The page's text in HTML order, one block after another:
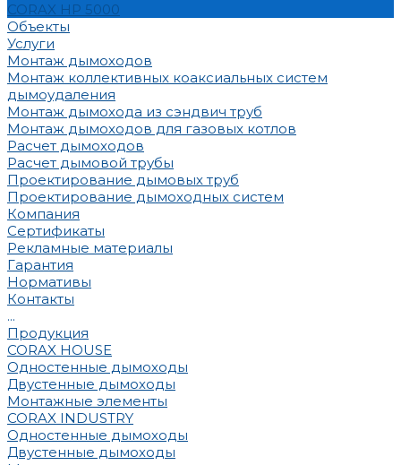
CORAX HP 5000
Объекты
Услуги
Монтаж дымоходов
Монтаж коллективных коаксиальных систем
дымоудаления
Монтаж дымохода из сэндвич труб
Монтаж дымоходов для газовых котлов
Расчет дымоходов
Расчет дымовой трубы
Проектирование дымовых труб
Проектирование дымоходных систем
Компания
Сертификаты
Рекламные материалы
Гарантия
Нормативы
Контакты
...
Продукция
CORAX HOUSE
Одностенные дымоходы
Двустенные дымоходы
Монтажные элементы
CORAX INDUSTRY
Одностенные дымоходы
Двустенные дымоходы